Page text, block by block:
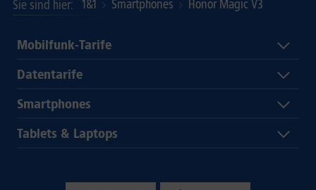
Sie sind hier 1&1 Smartphones Honor Magic V3
Mobilfunk-Tarife
Datentarife
Smartphones
Tablets & Laptops